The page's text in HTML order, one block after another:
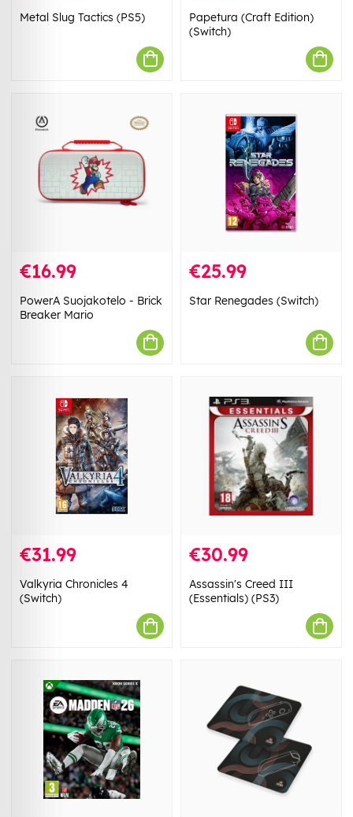
Metal Slug Tactics (PS5)
Papetura (Craft Edition)
(Switch)
€16.99
PowerA Suojakotelo - Brick
Breaker Mario
€25.99
Star Renegades (Switch)
€31.99
Valkyria Chronicles 4
(Switch)
€30.99
Assassin's Creed III
(Essentials) (PS3)